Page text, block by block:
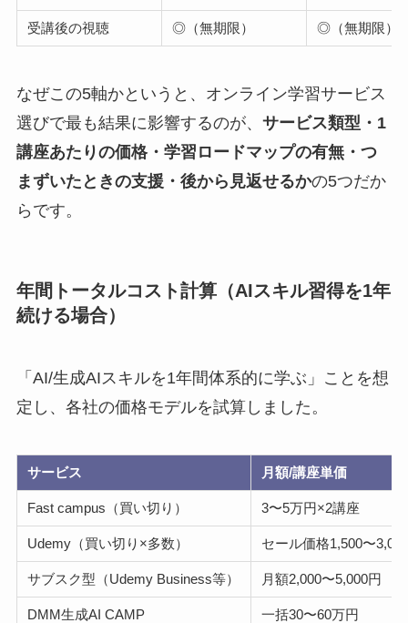
受講後の視聴 ◎（無期限） ◎（無期限）
なぜこの5軸かというと、オンライン学習サービス
選びで最も結果に影響するのが、 サービス類型・1
講座あたりの価格・学習ロードマップの有無・つ
まずいたときの支援・後から見返せるかの5つだか
らです。
年間トータルコスト計算（AIスキル習得を1年
続ける場合）
「AI/生成AIスキルを1年間体系的に学ぶ」ことを想
定し、各社の価格モデルを試算しました。
サービス 月額/講座単価
Fast campus（買い切り） 3〜5万円×2講座
Udemy（買い切り×多数） セール価格1,500〜
サブスク型（Udemy Business等） 月額2,000〜5,000円
DMM生成AI CAMP 一括30〜60万円